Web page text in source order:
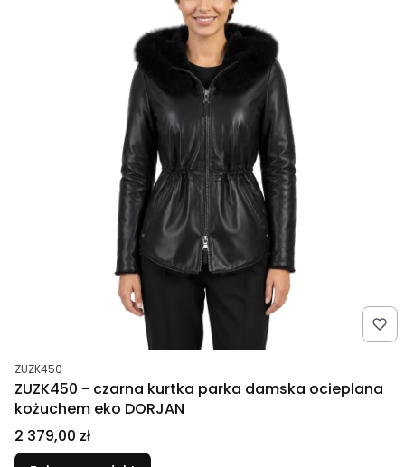
Kod produktu
ZUZK450
ZUZK450 - czarna kurtka parka damska ocieplana
kożuchem eko DORJAN
Cena
2 379,00 zł